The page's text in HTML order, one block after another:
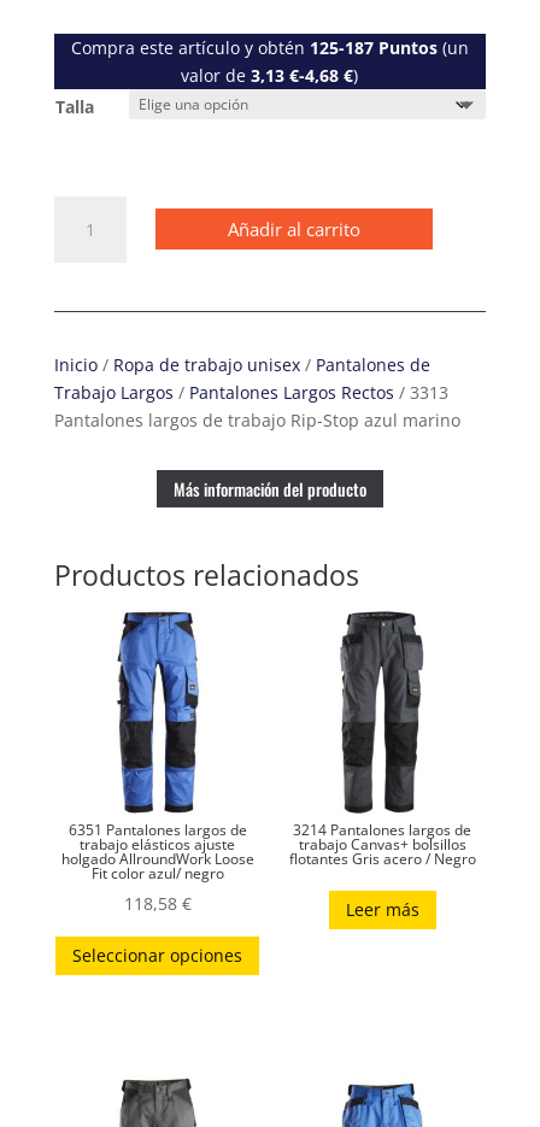
Compra este artículo y obtén 125-187Puntos(un
valor de3,13€-4,68€)
Talla
Pantalones
trabajo
Stop
azul
marino
Añadir al carrito
Inicio/ Ropa de trabajo unisex/ Pantalones de
Trabajo Largos / Pantalones Largos Rectos / 3313
Pantalones largos de trabajo Rip-Stop azul marino
Más información del producto
Productos relacionados
6351 Pantalones largos de
trabajo elásticos ajuste
holgado AllroundWork Loose
Fit color azul/ negro
118,58 €
Seleccionar opciones
Este
3214 Pantalones largos de
trabajo Canvas+ bolsillos
flotantes Gris acero / Negro
Leer más